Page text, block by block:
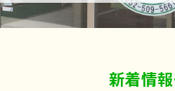
新着情